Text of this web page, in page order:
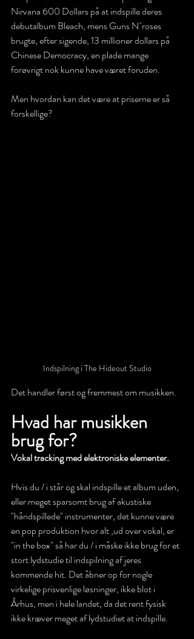
Nirvana 600 Dollars på at indspille deres
debutalbum Bleach, mens Guns N´roses
brugte, efter sigende, 13 millioner dollars på
Chinese Democracy, en plade mange
forøvrigt nok kunne have været foruden.
Men hvordan kan det være at priserne er så
forskellige?
Indspilning i The Hideout Studio
Det handler først og fremmest om musikken.
Hvad har musikken
brug for?
Vokal tracking med elektroniske elementer.
Hvis du / i står og skal indspille et album uden,
eller meget sparsomt brug af akustiske
"håndspillede" instrumenter, det kunne være
en pop produktion hvor alt ,ud over vokal, er
"in the box" så har du / i måske ikke brug for et
stort lydstudie til indspilning af jeres
kommende hit. Det åbner op for nogle
virkelige prisvenlige løsninger, ikke blot i
Århus, men i hele landet, da det rent fysisk
ikke kræver meget af lydstudiet at indspille.